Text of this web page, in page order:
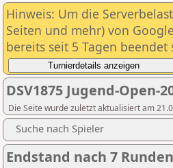
Hinweis: Um die
Seiten und mehr) von
bereits seit 5 Tagen
DSV1875 Jugend-Open-
Die Seite wurde zuletzt aktualisiert am
Suche nach Spieler
Endstand nach 7 Runden